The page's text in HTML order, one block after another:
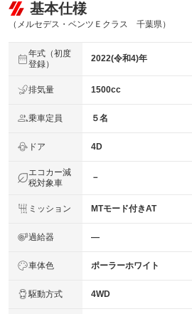
基本仕様
（メルセデス・ベンツＥクラス 千葉県）
年式（初度
登録）
2022(令和4)年
排気量 1500cc
乗車定員 ５名
ドア 4D
エコカー減
税対象車
－
ミッション MTモード付きAT
過給器 ―
車体色 ポーラーホワイト
駆動方式 4WD